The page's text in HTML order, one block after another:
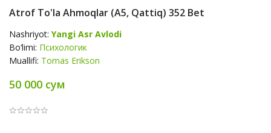
Atrof To'la Ahmoqlar (А5, Qattiq) 352 Bet
Nashriyot: Yangi Asr Avlodi
Bo‘limi: Психологик
Muallifi: Tomas Erikson
50 000 сум